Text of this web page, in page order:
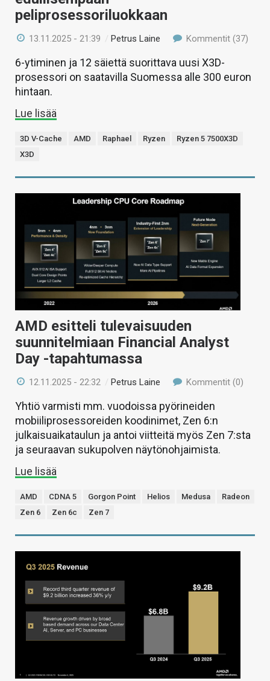
peliprosessoriluokkaan
13.11.2025 - 21:39 /Petrus Laine Kommentit (37)
6-ytiminen ja 12 säiettä suorittava uusi X3D-
prosessori on saatavilla Suomessa alle 300 euron
hintaan.
Lue lisää
3D V-Cache AMD Raphael Ryzen
Ryzen 5 7500X3D
X3D
AMD esitteli tulevaisuuden
suunnitelmiaan Financial Analyst
Day -tapahtumassa
12.11.2025 - 22:32 / Petrus Laine Kommentit (0)
Yhtiö varmisti mm. vuodoissa pyörineiden
mobiiliprosessoreiden koodinimet, Zen 6:n
julkaisuaikataulun ja antoi viitteitä myös Zen 7:sta
ja seuraavan sukupolven näytönohjaimista.
Lue lisää
AMD CDNA 5 Gorgon Point Helios Medusa
Radeon
Zen 6
Zen 6c Zen 7